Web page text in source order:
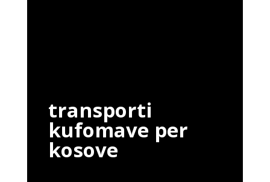
transporti
kufomave per
kosove